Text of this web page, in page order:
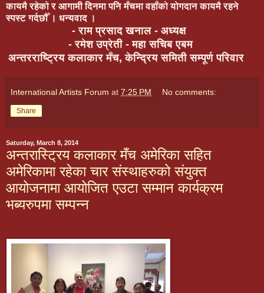
कायमै रहेको र आगामी दिनमा पनि मँचमा वहाँको योगदान कायमै रहने
स्पस्ट गर्दछौँ । धन्यवाद ।
- राम प्रसाद खनाल - अध्यक्ष
- रमेश उप्रेती - महा सचिब एबम
अन्तरराष्ट्रिय कलाकार मँच, केन्द्रिय समिती सम्पूर्ण परिवार
International Artists Forum at 7:25 PM No comments:
Share
Saturday, March 8, 2014
अन्तरास्ट्रिय कलाकार मँच अमेरिका सहित
अमेरिकामा रहेका चार संस्थाहरुको संयुक्त
आयोजनामा आयोजित एउटा सम्मान कार्यक्रम
भब्यरुपमा सम्पन्न